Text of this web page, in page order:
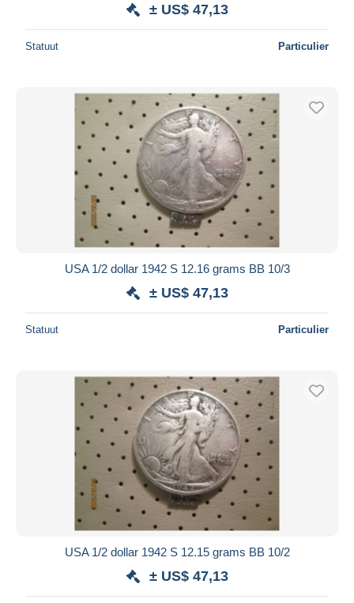
± US$ 47,13
Statuut Particulier
USA 1/2 dollar 1942 S 12.16 grams BB 10/3
± US$ 47,13
Statuut Particulier
USA 1/2 dollar 1942 S 12.15 grams BB 10/2
± US$ 47,13